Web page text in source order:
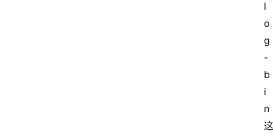
l
o
g
-
b
i
n
这